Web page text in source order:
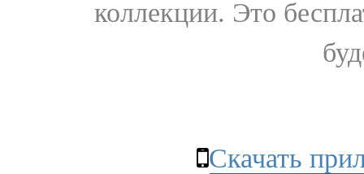
коллекции. Это
Скачать